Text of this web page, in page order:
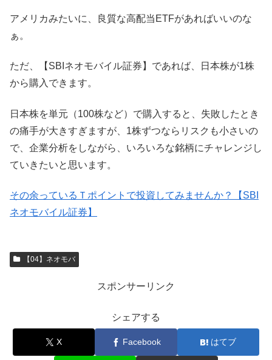
アメリカみたいに、良質な高配当ETFがあればいいのな
ぁ。
ただ、【SBIネオモバイル証券】であれば、日本株が1株
から購入できます。
日本株を単元（100株など）で購入すると、失敗したとき
の痛手が大きすぎますが、1株ずつならリスクも小さいの
で、企業分析をしながら、いろいろな銘柄にチャレンジし
ていきたいと思います。
その余っているＴポイントで投資してみませんか？【SBI
ネオモバイル証券】
【04】ネオモバ
スポンサーリンク
シェアする
X Facebook はてブ